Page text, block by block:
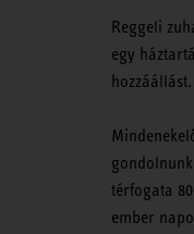
Reggeli
egy
térfogata
ember